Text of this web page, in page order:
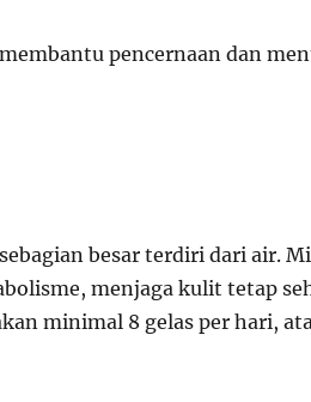
pencernaan dan
besar terdiri dari air.
menjaga kulit tetap
minimal 8 gelas per hari,